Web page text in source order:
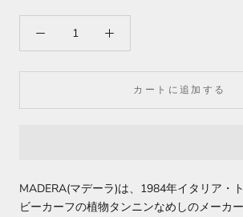
カートに追加する
MADERA(マデーラ)は、1984年イタリア・
ビーカーフの植物タンニンなめしのメーカ